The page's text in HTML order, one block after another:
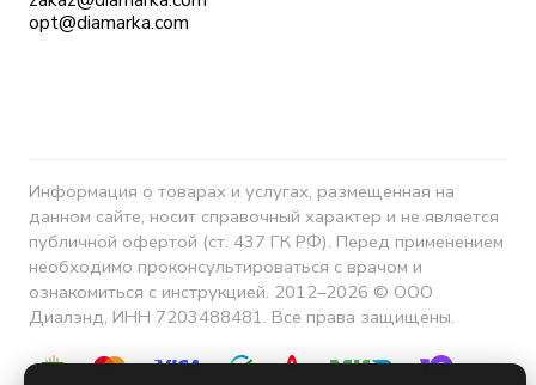
opt@diamarka.com
Информация о товарах и услугах, размещенная на
данном сайте, носит справочный характер и не является
публичной офертой (ст. 437 ГК РФ). Перед применением
необходимо проконсультироваться с врачом и
ознакомиться с инструкцией. 2012–2026 © ООО
Диалэнд, ИНН 7203488481. Все права защищены.